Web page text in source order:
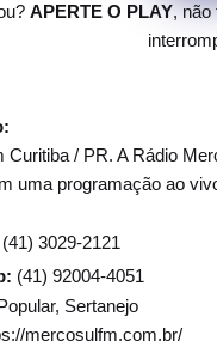
APERTE O PLAY,
Curitiba / PR. A Rádio
uma programação ao
(41) 3029-2121
(41) 92004-4051
Sertanejo
mercosulfm.com.br/